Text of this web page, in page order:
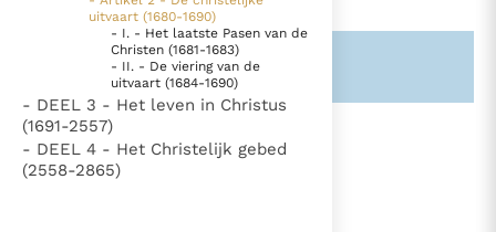
herkennen
Gods Koninkrijk groeit stilletjes door liefde, niet door
De mystiek. De mystieke verschijnselen en de
Berichten
Het Vaticaan publiceert een nieuwe Latijnse uitgave
van het Romeins martyrologium
Vaticaanse financiële waakhond verliest autonomie
uitvaart (1680-1690)
- I. - Het laatste Pasen van de
Christen (1681-1683)
- II. - De viering van de
uitvaart (1684-1690)
- DEEL 3 - Het leven in Christus
(1691-2557)
- DEEL 4 - Het Christelijk gebed
(2558-2865)
Zie ook alinea's:-1525-